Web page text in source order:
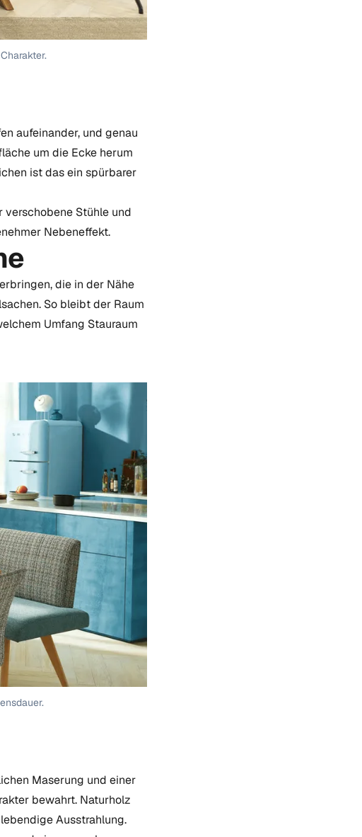
aufeinander, und genau
um die Ecke herum
ist das ein spürbarer
Stühle und
Nebeneffekt.
die in der Nähe
So bleibt der Raum
Umfang Stauraum
Maserung und einer
bewahrt. Naturholz
Ausstrahlung.